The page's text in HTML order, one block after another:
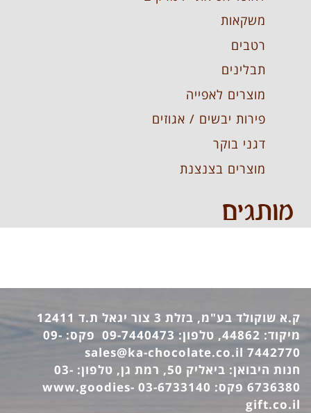
משקאות
רטבים
תבלינים
מוצרים לאפייה
פירות יבשים / אגוזים
דגני בוקר
מוצרים בצנצנת
מותגים
ק.א שוקולד בע"מ, בזלת 3 צור יגאל ת.ד 12411
מיקוד: 44862, טלפון: 09-7440473 פקס: 09-
7442770
sales@ka-chocolate.co.il
חנות היבואן: ביאליק 50, רמת גן, טלפון: 03-
6736380 פקס: 03-6733140
www.goodies-
gift.co.il